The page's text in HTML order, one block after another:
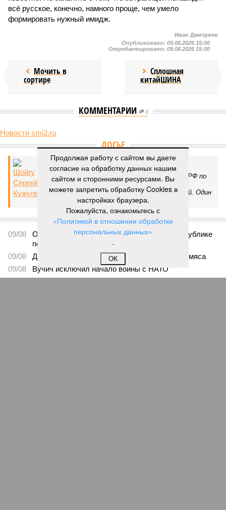
всё русское, конечно, намного проще, чем умело
формировать нужный имидж.
Иван Дмитриев
Опубликовано: 09.08.2026 15:00
Отредактировано: 09.08.2026 15:00
Мочить в
сортире
Сплошная
китайШИНА
КОММЕНТАРИИ 0
Новости smi2.ru
ДОСЬЕ
Шойгу Сергей Кужугетович
Министр обороны России, бывший Министр РФ по
делам гражданской обороны, чрезвычайным
ситуациям и ликвидации стихийных бедствий. Один
из самых популярных чиновников.
ПОСЛЕДНИЕ НОВОСТИ
09/08
Ослабевший Байден впервые появился на публике
после сообщений об ухудшении здоровья
09/08
Диетолог рассказала об опасности куриного мяса
09/08
Вучич исключил начало войны с НАТО
Продолжая работу с сайтом вы даете
согласие на обработку данных нашим
сайтом и сторонними ресурсами. Вы
можете запретить обработку Cookies в
настройках браузера.
Пожалуйста, ознакомьтесь с
«Политикой в отношении обработки
персональных данных»
.
OK